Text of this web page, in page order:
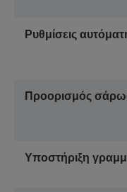
Ρυθμίσεις
Προορισμός
Υποστήριξη